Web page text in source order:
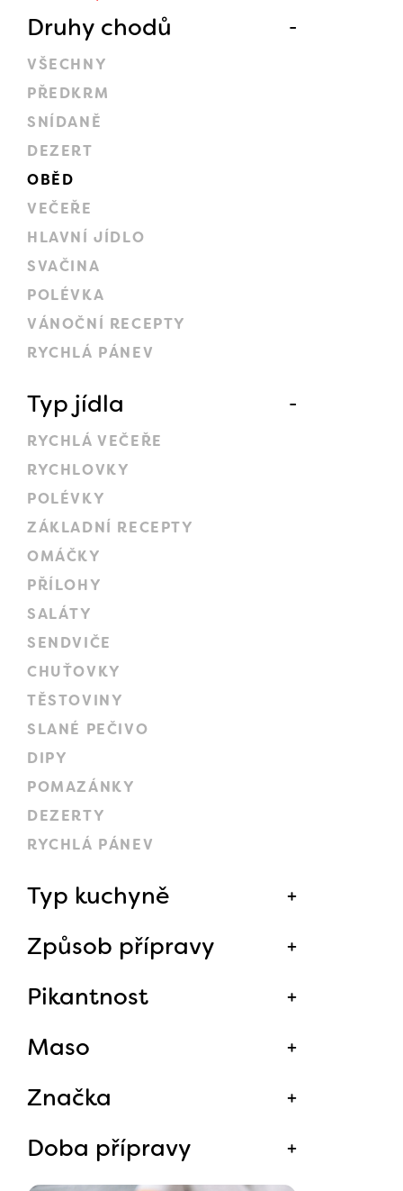
Druhy chodů
VŠECHNY
PŘEDKRM
SNÍDANĚ
DEZERT
OBĚD
VEČEŘE
HLAVNÍ JÍDLO
SVAČINA
POLÉVKA
VÁNOČNÍ RECEPTY
RYCHLÁ PÁNEV
Typ jídla
RYCHLÁ VEČEŘE
RYCHLOVKY
POLÉVKY
ZÁKLADNÍ RECEPTY
OMÁČKY
PŘÍLOHY
SALÁTY
SENDVIČE
CHUŤOVKY
TĚSTOVINY
SLANÉ PEČIVO
DIPY
POMAZÁNKY
DEZERTY
RYCHLÁ PÁNEV
Typ kuchyně
Způsob přípravy
Pikantnost
Maso
Značka
Doba přípravy